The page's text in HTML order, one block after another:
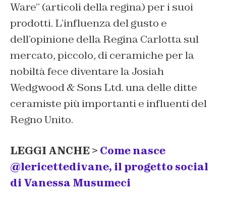
Ware” (articoli della regina)per i suoi
prodotti. L’influenza del gusto e
dell’opinione della Regina Carlotta sul
mercato, piccolo, di ceramiche per la
nobiltà fece diventare la Josiah
Wedgwood & Sons Ltd. una delle ditte
ceramiste più importanti e influenti del
Regno Unito.
LEGGI ANCHE > Come nasce
@lericettedivane, il progetto social
di Vanessa Musumeci